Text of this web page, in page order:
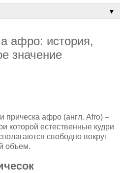
▼
афро: история,
значение
прическа афро (англ. Afro) –
которой естественные кудри
свободно вокруг
объем.